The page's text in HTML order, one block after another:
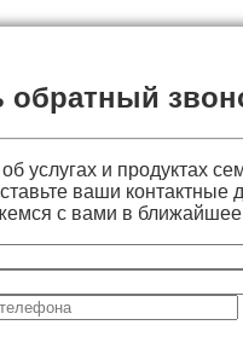
обратный
услугах и продуктах
ваши
с вами в